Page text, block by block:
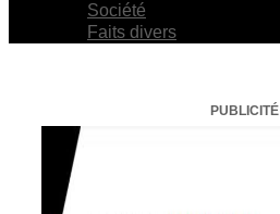
Société
Faits divers
PUBLICITÉ